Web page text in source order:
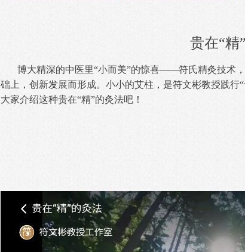
贵在“精
博大精深的中医里“小而美”的惊喜——符氏精灸技术
础上，创新发展而形成。小小的艾柱，是符文彬教授践
大家介绍这种贵在“精”的灸法吧！